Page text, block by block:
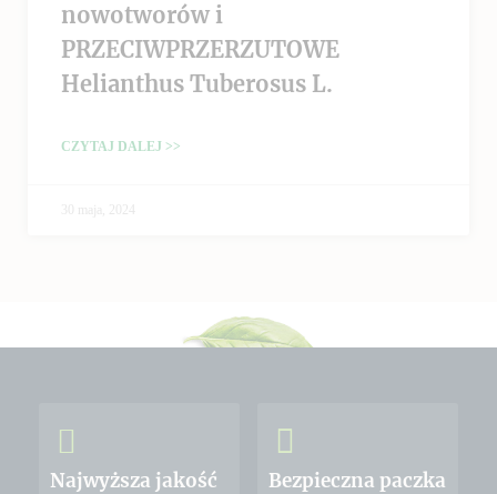
nowotworów i
PRZECIWPRZERZUTOWE
Helianthus Tuberosus L.
CZYTAJ DALEJ >>
30 maja, 2024
Najwyższa jakość Bezpieczna paczka